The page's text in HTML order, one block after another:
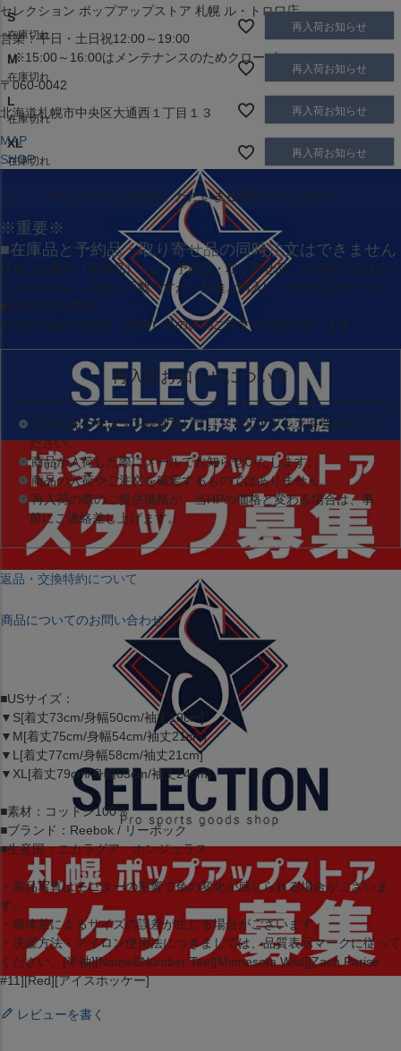
セレクション ポップアップストア 札幌 ル・トロワ店
営業：平日・土日祝12:00～19:00
（※15:00～16:00はメンテナンスのためクローズ）
〒060-0042
北海道札幌市中央区大通西１丁目１３
MAP
SHOP
S
在庫切れ
再入荷お知らせ
M
在庫切れ
再入荷お知らせ
L
在庫切れ
再入荷お知らせ
XL
在庫切れ
再入荷お知らせ
申し訳ございません。ただいま在庫がございません。
※重要※
■在庫品と予約品・取り寄せ品の同時注文はできません
現在 「在庫品（即納品）」 と「予約品・取り寄せ品」 の同時注文は承っ
ておりません。大変お手数ですが、別途ご購入いただければ幸いです。
■お急ぎのお客様へ
お急ぎの場合は 在庫（即納）品のみのご注文をお願い致します。
再入荷お知らせについて
入荷お知らせボタンを押下して、メールアドレスを登録してく
ださい。
商品が入荷した際にメールでお知らせいたします。
商品の入荷やご注文を確定するものではありません。
再入荷の際のご提供価格が、当HPの価格と変わる場合は、事
前にご連絡差し上げます。
返品・交換特約について
商品についてのお問い合わせ
■USサイズ：
▼S[着丈73cm/身幅50cm/袖丈19cm]
▼M[着丈75cm/身幅54cm/袖丈21cm]
▼L[着丈77cm/身幅58cm/袖丈21cm]
▼XL[着丈79cm/身幅63cm/袖丈24cm]
■素材：コットン100％
■ブランド：Reebok / リーボック
■生産国：ニカラグア、ホンジュラス
・商品写真はモニターの影響で色の変化が感じられる場合がございま
す。
・個体差によるサイズの誤差が生じる場合がございます。
・洗濯方法・アイロン使用法につきましては、品質表示マークに従って
ください。[半袖][Name&Number Tee][Minnesota Wild][Zach Parise
#11][Red][アイスホッケー]
レビューを書く